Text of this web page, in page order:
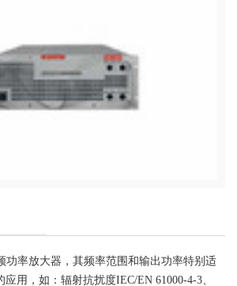
率放大器，其频率范围和输出功率特别适
用，如：辐射抗扰度IEC/EN 61000-4-3、